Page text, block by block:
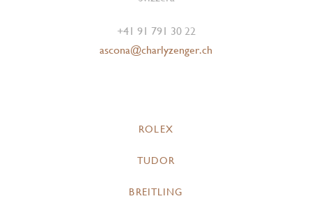
+41 91 791 30 22
ascona@charlyzenger.ch
ROLEX
TUDOR
BREITLING